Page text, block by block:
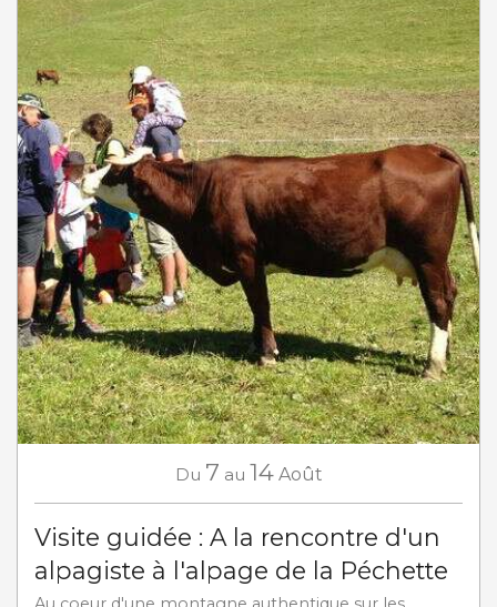
Du 7 au 14 Août
Visite guidée : A la rencontre d'un
alpagiste à l'alpage de la Péchette